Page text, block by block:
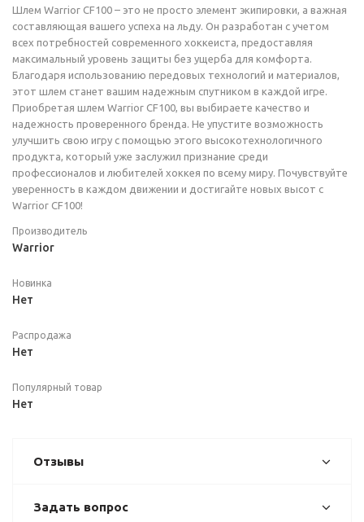
Шлем Warrior CF100 – это не просто элемент экипировки, а важная
составляющая вашего успеха на льду. Он разработан с учетом
всех потребностей современного хоккеиста, предоставляя
максимальный уровень защиты без ущерба для комфорта.
Благодаря использованию передовых технологий и материалов,
этот шлем станет вашим надежным спутником в каждой игре.
Приобретая шлем Warrior CF100, вы выбираете качество и
надежность проверенного бренда. Не упустите возможность
улучшить свою игру с помощью этого высокотехнологичного
продукта, который уже заслужил признание среди
профессионалов и любителей хоккея по всему миру. Почувствуйте
уверенность в каждом движении и достигайте новых высот с
Warrior CF100!
Производитель
Warrior
Новинка
Нет
Распродажа
Нет
Популярный товар
Нет
Отзывы
Задать вопрос